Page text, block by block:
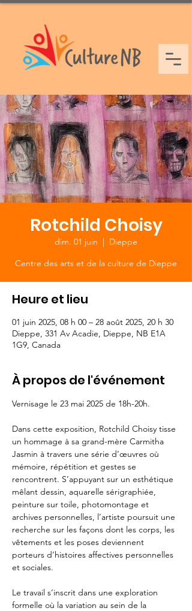
Rotchild Choisy
dim. 01 juin
  |
Dieppe
Centre des arts et de la culture de Dieppe
Heure et lieu
01 juin 2025, 08 h 00 – 28 août 2025, 20 h 30
Dieppe, 331 Av Acadie, Dieppe, NB E1A
1G9, Canada
À propos de l'événement
Vernisage le 23 mai 2025 de 18h-20h.
Dans cette exposition, Rotchild Choisy tisse
un hommage à sa grand-mère Carmitha
Jasmin à travers une série d’œuvres où
mémoire, répétition et gestes se
rencontrent. S’appuyant sur un esthétique
mêlant dessin, aquarelle sérigraphiée,
peinture sur toile, photomontage et
archives personnelles, l’artiste poursuit une
recherche sur les façons dont les corps, les
vêtements et les poses deviennent
porteurs d’histoires affectives personnelles
et sociales.
Le travail s’inscrit dans une exploration
formelle où la variation au sein de la